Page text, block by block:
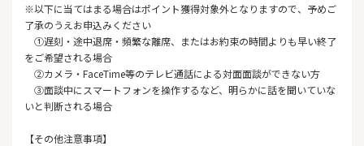
※以下に当てはまる場合はポイント獲得対象外となりますので、予めご
了承のうえお申込みください
①遅刻・途中退席・頻繁な離席、またはお約束の時間よりも早い終了
をご希望される場合
②カメラ・FaceTime等のテレビ通話による対面面談ができない方
③面談中にスマートフォンを操作するなど、明らかに話を聞いていな
いと判断される場合
【その他注意事項】